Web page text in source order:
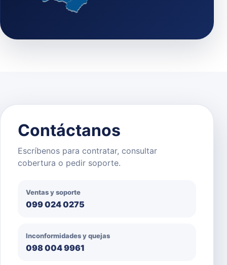
Contáctanos
Escríbenos para contratar, consultar
cobertura o pedir soporte.
Ventas y soporte
099 024 0275
Inconformidades y quejas
098 004 9961